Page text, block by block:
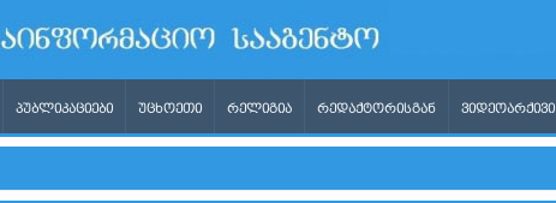
ᲞᲣᲑᲚᲘᲙᲐᲪᲘᲔᲑᲘ ᲣᲪᲮᲝᲔᲗᲘ ᲠᲔᲚᲘᲒᲘᲐ ᲠᲔᲓᲐᲥᲢᲝᲠᲘᲡᲒᲐᲜ ᲕᲘᲓᲔᲝᲐᲠᲥᲘᲕᲘ